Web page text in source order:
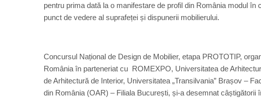
pentru prima dată la o manifestare de profil din România modul
punct de vedere al suprafeței și dispunerii mobilierului.
Concursul Național de Design de Mobilier, etapa PROTOTIP,
România în parteneriat cu ROMEXPO, Universitatea de
de Arhitectură de Interior, Universitatea „Transilvania” Brașov –
din România (OAR) – Filiala București, și-a desemnat câștigătorii